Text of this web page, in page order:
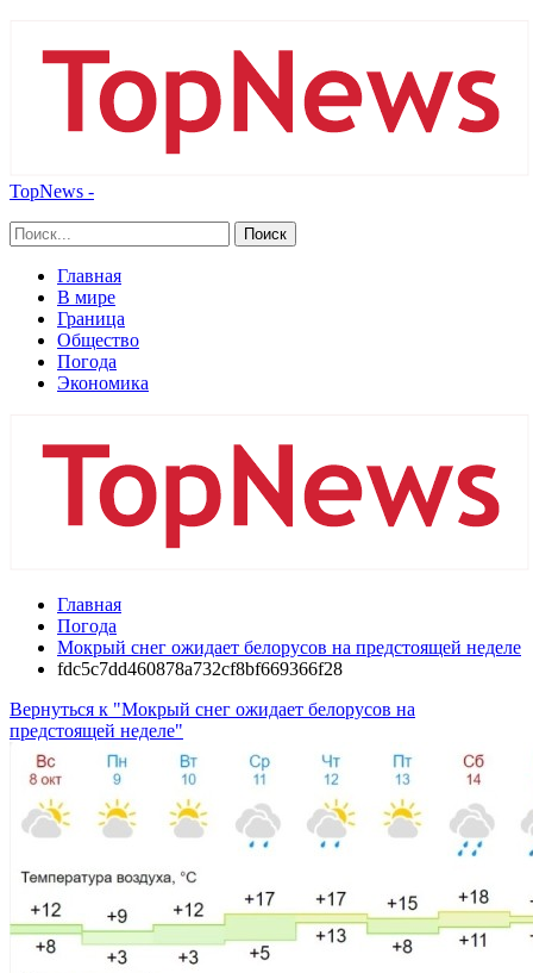
TopNews -
Главная
В мире
Граница
Общество
Погода
Экономика
Главная
Погода
Мокрый снег ожидает белорусов на предстоящей неделе
fdc5c7dd460878a732cf8bf669366f28
Вернуться к "Мокрый снег ожидает белорусов на
предстоящей неделе"